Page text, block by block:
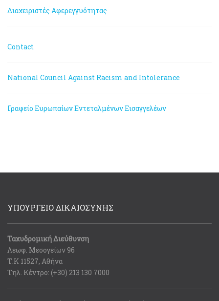
Διαχειριστές Αφερεγγυότητας
Contact
National Council Against Racism and Intolerance
Γραφείο Ευρωπαίων Εντεταλμένων Εισαγγελέων
ΥΠΟΥΡΓΕΙΟ ΔΙΚΑΙΟΣΥΝΗΣ
Ταχυδρομική Διεύθυνση
Λεωφ. Μεσογείων 96
Τ.Κ 11527, Αθήνα
Τηλ. Κέντρο: (+30) 213 130 7000